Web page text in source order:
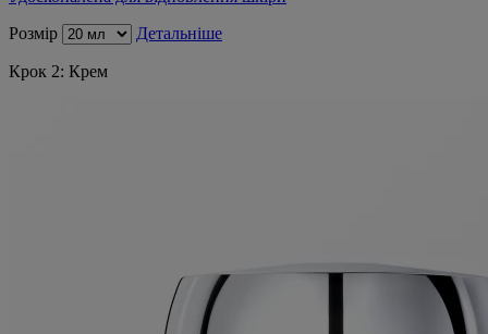
Розмір
Детальніше
Крок 2: Крем